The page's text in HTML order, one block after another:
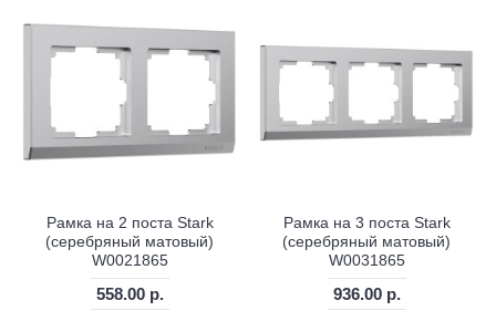
Рамка на 2 поста Stark
(серебряный матовый)
W0021865
558.00 р.
Рамка на 3 поста Stark
(серебряный матовый)
W0031865
936.00 р.